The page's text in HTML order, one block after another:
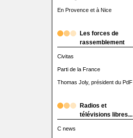
En Provence et à Nice
Les forces de
rassemblement
Civitas
Parti de la France
Thomas Joly, président du PdF
Radios et
télévisions libres...
C news